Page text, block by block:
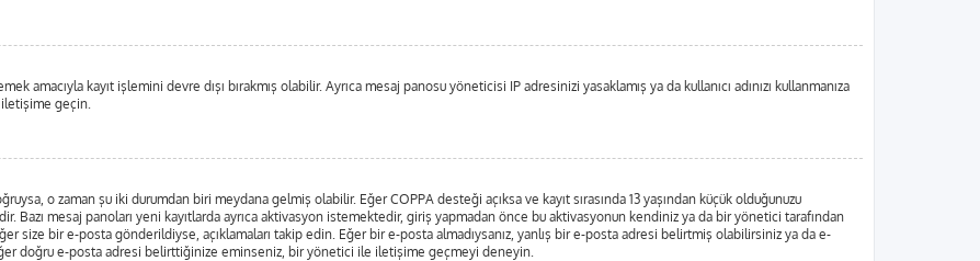
amacıyla kayıt işlemini devre dışı bırakmış olabilir. Ayrıca mesaj panosu yöneticisi IP adresinizi yasaklamış ya da kullanıcı adınızı kullanmanıza
iletişime geçin.
o zaman şu iki durumdan biri meydana gelmiş olabilir. Eğer COPPA desteği açıksa ve kayıt sırasında 13 yaşından küçük olduğunuzu
Bazı mesaj panoları yeni kayıtlarda ayrıca aktivasyon istemektedir, giriş yapmadan önce bu aktivasyonun kendiniz ya da bir yönetici tarafından
size bir e-posta gönderildiyse, açıklamaları takip edin. Eğer bir e-posta almadıysanız, yanlış bir e-posta adresi belirtmiş olabilirsiniz ya da e-
doğru e-posta adresi belirttiğinize eminseniz, bir yönetici ile iletişime geçmeyi deneyin.